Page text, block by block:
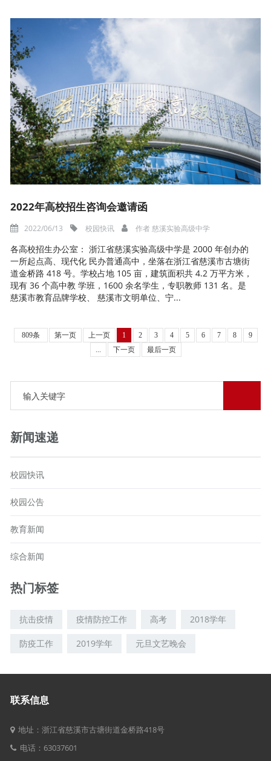
2022年高校招生咨询会邀请函
2022/06/13 校园快讯 作者慈溪实验高级中学
各高校招生办公室： 浙江省慈溪实验高级中学是 2000 年创办的
一所起点高、现代化 民办普通高中，坐落在浙江省慈溪市古塘街
道金桥路 418 号。学校占地 105 亩，建筑面积共 4.2 万平方米，
现有 36 个高中教 学班，1600 余名学生，专职教师 131 名。是
慈溪市教育品牌学校、 慈溪市文明单位、宁...
809条 第一页 上一页 1 2 3 4 5 6 7 8
9
...
下一页 最后一页
新闻速递
校园快讯
校园公告
教育新闻
综合新闻
热门标签
抗击疫情 疫情防控工作 高考 2018学年
防疫工作 2019学年 元旦文艺晚会
联系信息
地址：浙江省慈溪市古塘街道金桥路418号
电话：63037601